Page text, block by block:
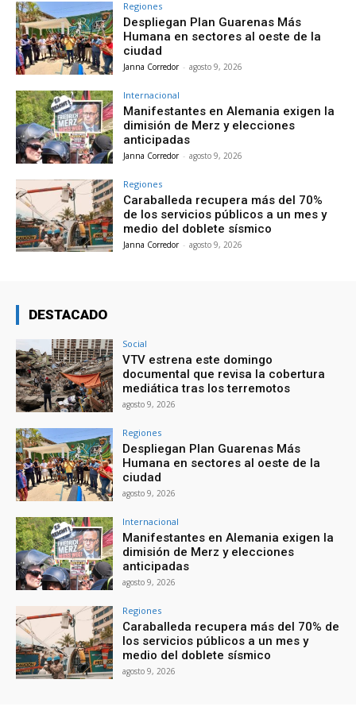
Regiones
Despliegan Plan Guarenas Más
Humana en sectores al oeste de la
ciudad
Janna Corredor - agosto 9, 2026
Internacional
Manifestantes en Alemania exigen la
dimisión de Merz y elecciones
anticipadas
Janna Corredor - agosto 9, 2026
Regiones
Caraballeda recupera más del 70%
de los servicios públicos a un mes y
medio del doblete sísmico
Janna Corredor - agosto 9, 2026
DESTACADO
Social
VTV estrena este domingo
documental que revisa la cobertura
mediática tras los terremotos
agosto 9, 2026
Regiones
Despliegan Plan Guarenas Más
Humana en sectores al oeste de la
ciudad
agosto 9, 2026
Internacional
Manifestantes en Alemania exigen la
dimisión de Merz y elecciones
anticipadas
agosto 9, 2026
Regiones
Caraballeda recupera más del 70% de
los servicios públicos a un mes y
medio del doblete sísmico
agosto 9, 2026